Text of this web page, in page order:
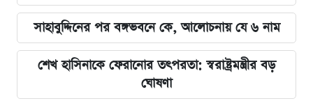
সাহাবুদ্দিনের পর বঙ্গভবনে কে, আলোচনায় যে ৬ নাম
শেখ হাসিনাকে ফেরানোর তৎপরতা: স্বরাষ্ট্রমন্ত্রীর বড়
ঘোষণা